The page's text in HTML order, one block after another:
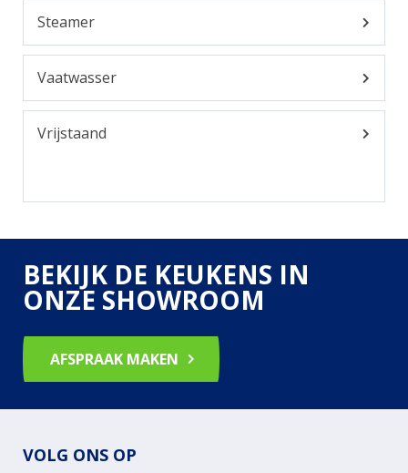
Steamer
Vaatwasser
Vrijstaand
BEKIJK DE KEUKENS IN
ONZE SHOWROOM
AFSPRAAK MAKEN
VOLG ONS OP